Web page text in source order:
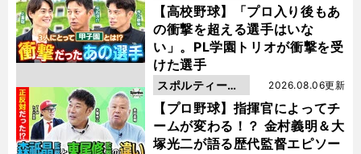
【高校野球】「プロ入り後もあ
の衝撃を超える選手はいな
い」。PL学園トリオが衝撃を受
けた選手
動画
【プロ野球】指揮官によってチ
ームが変わる！？ 金村義明＆大
塚光二が語る歴代監督エピソー
2026.08.06更新
スポルティーバ
動画